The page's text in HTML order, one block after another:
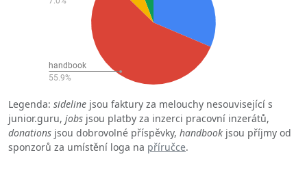
Legenda: sideline jsou faktury za melouchy nesouvisející s
junior.guru, jobs jsou platby za inzerci pracovní inzerátů,
donations jsou dobrovolné příspěvky, handbook jsou příjmy od
sponzorů za umístění loga na příručce.